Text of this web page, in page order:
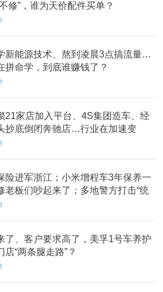
修”，谁为天价配件买单？
新能源技术、熬到凌晨3点搞流量…
拼命学，到底谁赚钱了？
21家店加入平台、4S集团造车、经
抄底倒闭奔驰店…行业在加速变
点
险进军浙江；小米增程车3年保养一
老板们吵起来了；多地警方打击“统
局丨AC早报
了、客户要求高了，美孚1号车养护
店“两条腿走路”？